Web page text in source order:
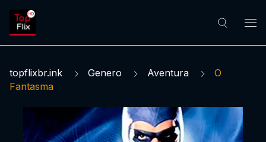
topflixbr.ink Genero Aventura
O
Fantasma